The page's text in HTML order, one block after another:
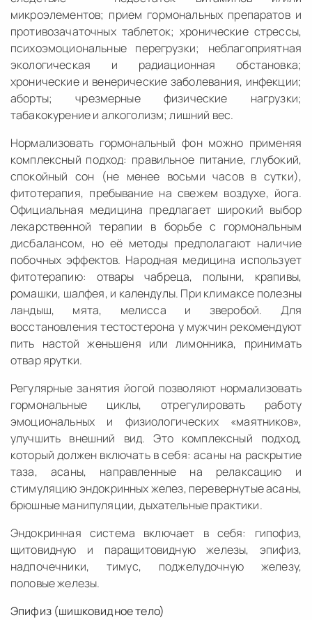
микроэлементов; прием гормональных препаратов и
противозачаточных таблеток; хронические стрессы,
психоэмоциональные перегрузки; неблагоприятная
экологическая и радиационная обстановка;
хронические и венерические заболевания, инфекции;
аборты; чрезмерные физические нагрузки;
табакокурение и алкоголизм; лишний вес.
Нормализовать гормональный фон можно применяя
комплексный подход: правильное питание, глубокий,
спокойный сон (не менее восьми часов в сутки),
фитотерапия, пребывание на свежем воздухе, йога.
Официальная медицина предлагает широкий выбор
лекарственной терапии в борьбе с гормональным
дисбалансом, но её методы предполагают наличие
побочных эффектов. Народная медицина использует
фитотерапию: отвары чабреца, полыни, крапивы,
ромашки, шалфея, и календулы. При климаксе полезны
ландыш, мята, мелисса и зверобой. Для
восстановления тестостерона у мужчин рекомендуют
пить настой женьшеня или лимонника, принимать
отвар ярутки.
Регулярные занятия йогой позволяют нормализовать
гормональные циклы, отрегулировать работу
эмоциональных и физиологических «маятников»,
улучшить внешний вид. Это комплексный подход,
который должен включать в себя: асаны на раскрытие
таза, асаны, направленные на релаксацию и
стимуляцию эндокринных желез, перевернутые асаны,
брюшные манипуляции, дыхательные практики.
Эндокринная система включает в себя: гипофиз,
щитовидную и паращитовидную железы, эпифиз,
надпочечники, тимус, поджелудочную железу,
половые железы.
Эпифиз (шишковидное тело)